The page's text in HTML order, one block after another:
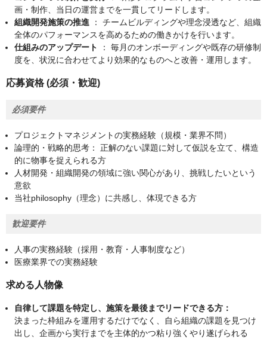
画・制作、当日の運営までを一貫してリードします。
組織開発施策の推進 ： チームビルディングや理念浸透など、組織
全体のパフォーマンスを高めるための働きかけを行います。
仕組みのアップデート
： 毎月のオンボーディングや既存の研修制
度を、状況に合わせてより効果的なものへと改善・運用します。
応募資格 (必須・歓迎)
必須要件
プロジェクトマネジメントの実務経験（規模・業界不問）
論理的・戦略的思考： 正解のない課題に対して仮説を立て、構造
的に物事を捉えられる方
人材開発・組織開発の領域に強い関心があり、挑戦したいという
意欲
当社philosophy（理念）に共感し、体現できる方
歓迎要件
人事の実務経験（採用・教育・人事制度など）
医療業界での実務経験
求める人物像
自律して課題を特定し、施策を最後までリードできる方：
決まった枠組みを運用するだけでなく、自ら組織の課題を見つけ
出し、企画から実行までを主体的かつ粘り強くやり遂げられる